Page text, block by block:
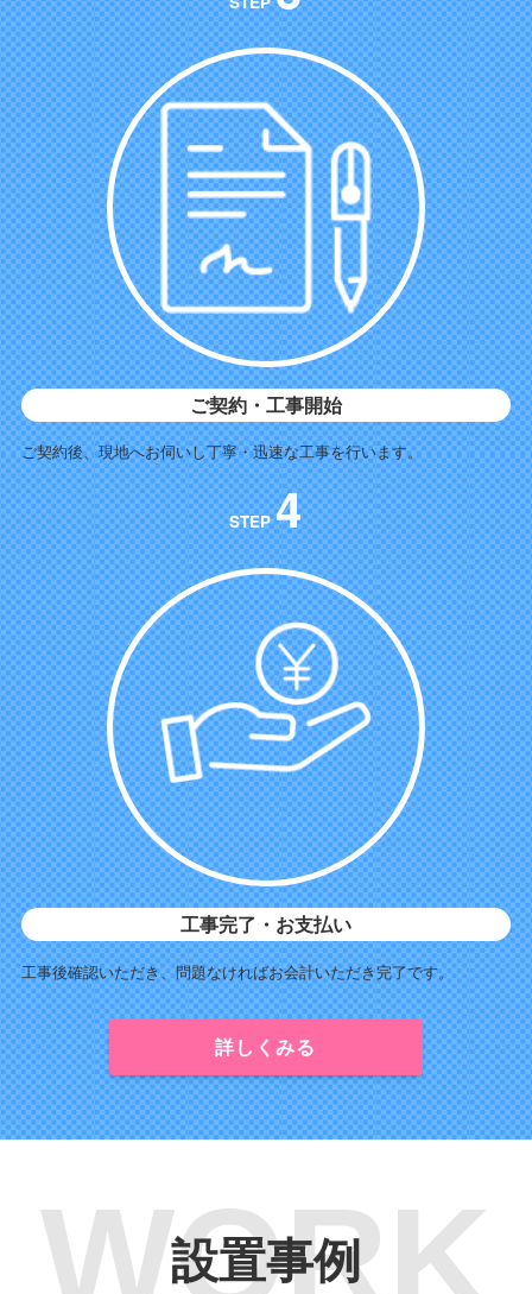
ご契約・工事開始
ご契約後、現地へお伺いし丁寧・迅速な工事を行います。
STEP4
工事完了・お支払い
工事後確認いただき、問題なければお会計いただき完了です。
詳しくみる
設置事例